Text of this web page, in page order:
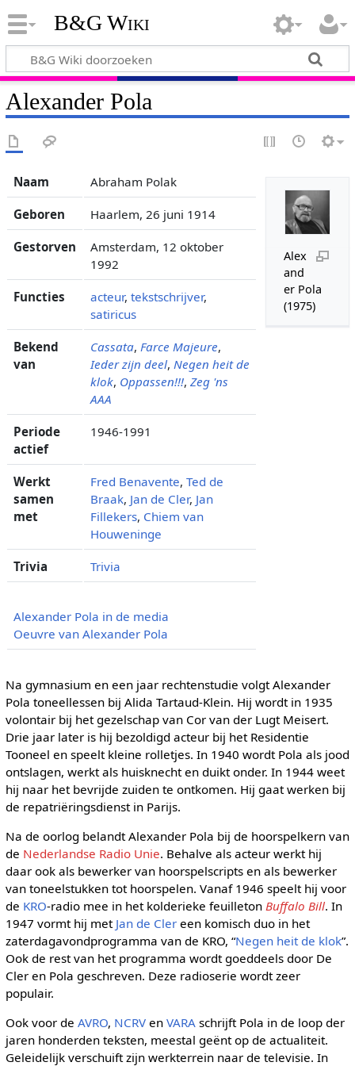
B&G Wiki
Alexander Pola
Alex
and
er Pola
(1975)
Naam Abraham Polak
Geboren Haarlem, 26 juni 1914
Gestorven
Amsterdam, 12 oktober
1992
Functies acteur, tekstschrijver,
satiricus
Bekend
van
Cassata, Farce Majeure,
Ieder zijn deel, Negen heit de
klok, Oppassen!!!, Zeg 'ns
AAA
Periode
actief
1946-1991
Werkt
samen
met
Fred Benavente, Ted de
Braak, Jan de Cler, Jan
Fillekers, Chiem van
Houweninge
Trivia Trivia
Alexander Pola in de media
Oeuvre van Alexander Pola
Na gymnasium en een jaar rechtenstudie volgt Alexander
Pola toneellessen bij Alida Tartaud-Klein. Hij wordt in 1935
volontair bij het gezelschap van Cor van der Lugt Meisert.
Drie jaar later is hij bezoldigd acteur bij het Residentie
Tooneel en speelt kleine rolletjes. In 1940 wordt Pola als jood
ontslagen, werkt als huisknecht en duikt onder. In 1944 weet
hij naar het bevrijde zuiden te ontkomen. Hij gaat werken bij
de repatriëringsdienst in Parijs.
Na de oorlog belandt Alexander Pola bij de hoorspelkern van
de Nederlandse Radio Unie. Behalve als acteur werkt hij
daar ook als bewerker van hoorspelscripts en als bewerker
van toneelstukken tot hoorspelen. Vanaf 1946 speelt hij voor
de KRO-radio mee in het kolderieke feuilleton Buffalo Bill. In
1947 vormt hij met Jan de Clereen komisch duo in het
zaterdagavondprogramma van de KRO, “Negen heit de klok”.
Ook de rest van het programma wordt goeddeels door De
Cler en Pola geschreven. Deze radioserie wordt zeer
populair.
Ook voor de AVRO, NCRVen VARAschrijft Pola in de loop der
jaren honderden teksten, meestal geënt op de actualiteit.
Geleidelijk verschuift zijn werkterrein naar de televisie. In